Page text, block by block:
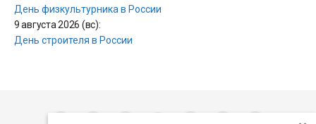
День физкультурника в России
9 августа 2026 (вс):
День строителя в России